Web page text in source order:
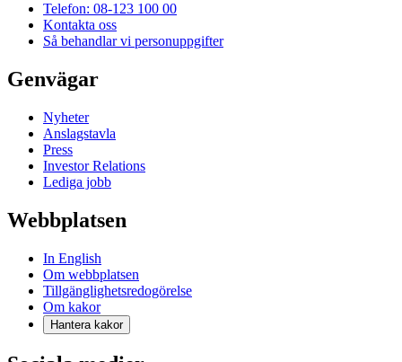
Telefon: 08-123 100 00
Kontakta oss
Så behandlar vi personuppgifter
Genvägar
Nyheter
Anslagstavla
Press
Investor Relations
Lediga jobb
Webbplatsen
In English
Om webbplatsen
Tillgänglighetsredogörelse
Om kakor
Hantera kakor